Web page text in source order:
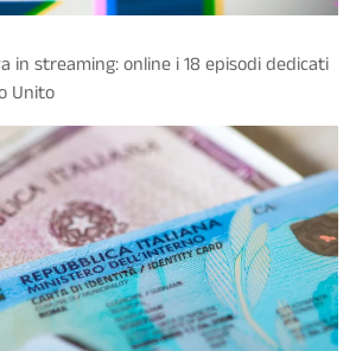
in streaming: online i 18 episodi dedicati
Unito